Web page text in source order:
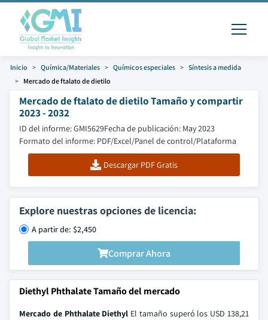
Inicio Química/Materiales Químicos especiales
Síntesis a medida
Mercado de ftalato de dietilo
Mercado de ftalato de dietilo Tamaño y compartir
2023 - 2032
ID del informe: GMI5629Fecha de publicación: May 2023
Formato del informe: PDF/Excel/Panel de control/Plataforma
Descargar PDF Gratis
Explore nuestras opciones de licencia:
A partir de: $2,450
Comprar Ahora
Diethyl Phthalate Tamaño del mercado
Mercado de Phthalate Diethyl El tamaño superó los USD 138,21